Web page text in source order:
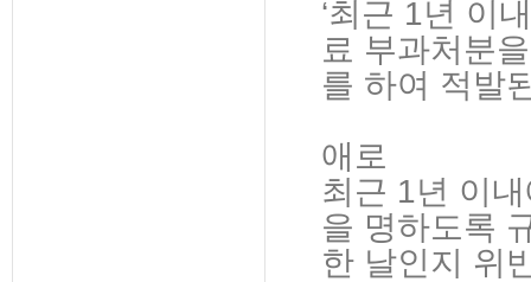
‘최근 1년 이
료 부과처분
를 하여 적발
애로
최근 1년 이
을 명하도록
한 날인지 위